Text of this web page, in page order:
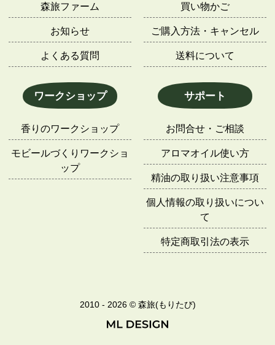
森旅ファーム
お知らせ
よくある質問
買い物かご
ご購入方法・キャンセル
送料について
ワークショップ
香りのワークショップ
モビールづくりワークショ
ップ
サポート
お問合せ・ご相談
アロマオイル使い方
精油の取り扱い注意事項
個人情報の取り扱いについ
て
特定商取引法の表示
2010 - 2026 © 森旅(もりたび)